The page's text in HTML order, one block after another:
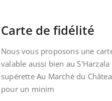
Carte de fidélité
Nous vous proposons une
valable aussi bien au S'Harzala
supérette Au Marché du
pour un minim